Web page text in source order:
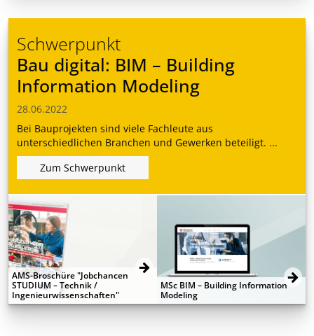
Schwerpunkt
Bau digital: BIM – Building
Information Modeling
28.06.2022
Bei Bauprojekten sind viele Fachleute aus
unterschiedlichen Branchen und Gewerken beteiligt. ...
Zum Schwerpunkt
AMS-Broschüre "Jobchancen
STUDIUM – Technik /
Ingenieurwissenschaften"
MSc BIM – Building Information
Modeling